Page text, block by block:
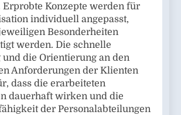
Konzepte werden für
individuell angepasst,
Besonderheiten
werden. Die schnelle
und die Orientierung an den
Anforderungen der Klienten
dass die erarbeiteten
dauerhaft wirken und die
der Personalabteilungen